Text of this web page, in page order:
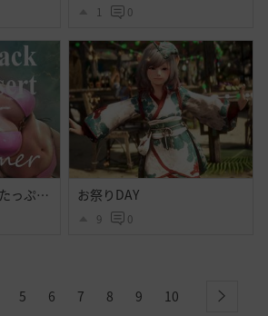
1 0
夏の黒い砂漠 魅力たっぷりシトラス衣装のｓｓ その２ お祭りDAY
9 0
5 6 7 8 9 10 next